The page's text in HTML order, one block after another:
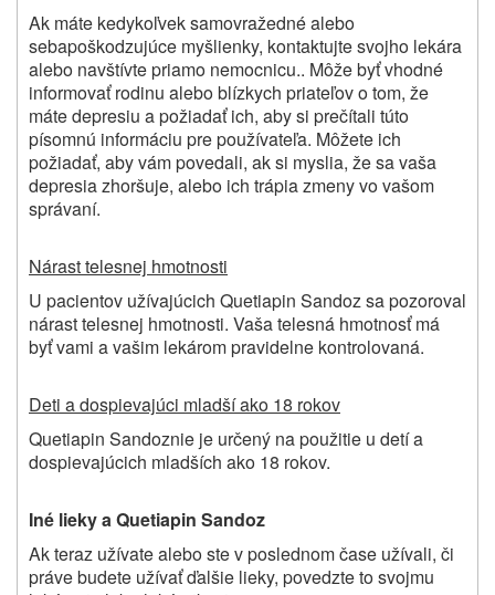
Ak máte kedykoľvek samovražedné alebo
sebapoškodzujúce myšlienky, kontaktujte svojho lekára
alebo navštívte priamo nemocnicu.. Môže byť vhodné
informovať rodinu alebo blízkych priateľov o tom, že
máte depresiu a požiadať ich, aby si prečítali túto
písomnú informáciu pre používateľa. Môžete ich
požiadať, aby vám povedali, ak si myslia, že sa vaša
depresia zhoršuje, alebo ich trápia zmeny vo vašom
správaní.
Nárast telesnej hmotnosti
U pacientov užívajúcich Quetiapin Sandoz sa pozoroval
nárast telesnej hmotnosti. Vaša telesná hmotnosť má
byť vami a vašim lekárom pravidelne kontrolovaná.
Deti a dospievajúci mladší ako 18 rokov
Quetiapin Sandoznie je určený na použitie u detí a
dospievajúcich mladších ako 18 rokov.
Iné lieky a Quetiapin Sandoz
Ak teraz užívate alebo ste v poslednom čase užívali, či
práve budete užívať ďalšie lieky, povedzte to svojmu